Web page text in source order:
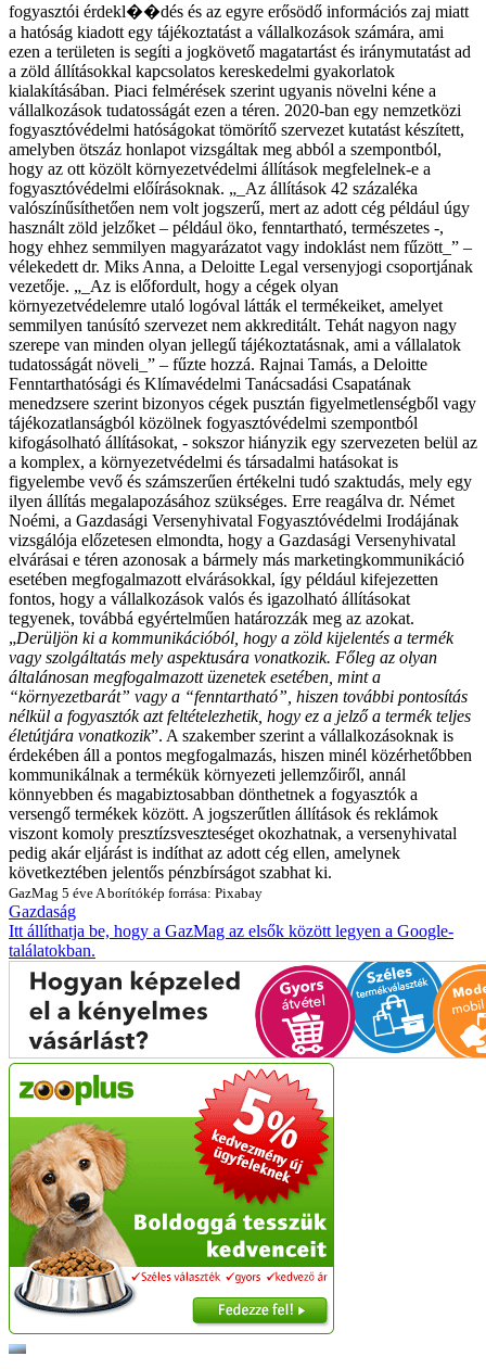
fogyasztói érdekl��dés és az egyre erősödő információs zaj miatt
a hatóság kiadott egy tájékoztatást a vállalkozások számára, ami
ezen a területen is segíti a jogkövető magatartást és iránymutatást ad
a zöld állításokkal kapcsolatos kereskedelmi gyakorlatok
kialakításában. Piaci felmérések szerint ugyanis növelni kéne a
vállalkozások tudatosságát ezen a téren. 2020-ban egy nemzetközi
fogyasztóvédelmi hatóságokat tömörítő szervezet kutatást készített,
amelyben ötszáz honlapot vizsgáltak meg abból a szempontból,
hogy az ott közölt környezetvédelmi állítások megfelelnek-e a
fogyasztóvédelmi előírásoknak. „_Az állítások 42 százaléka
valószínűsíthetően nem volt jogszerű, mert az adott cég például úgy
használt zöld jelzőket – például öko, fenntartható, természetes -,
hogy ehhez semmilyen magyarázatot vagy indoklást nem fűzött_” –
vélekedett dr. Miks Anna, a Deloitte Legal versenyjogi csoportjának
vezetője. „_Az is előfordult, hogy a cégek olyan
környezetvédelemre utaló logóval látták el termékeiket, amelyet
semmilyen tanúsító szervezet nem akkreditált. Tehát nagyon nagy
szerepe van minden olyan jellegű tájékoztatásnak, ami a vállalatok
tudatosságát növeli_” – fűzte hozzá. Rajnai Tamás, a Deloitte
Fenntarthatósági és Klímavédelmi Tanácsadási Csapatának
menedzsere szerint bizonyos cégek pusztán figyelmetlenségből vagy
tájékozatlanságból közölnek fogyasztóvédelmi szempontból
kifogásolható állításokat, - sokszor hiányzik egy szervezeten belül az
a komplex, a környezetvédelmi és társadalmi hatásokat is
figyelembe vevő és számszerűen értékelni tudó szaktudás, mely egy
ilyen állítás megalapozásához szükséges. Erre reagálva dr. Német
Noémi, a Gazdasági Versenyhivatal Fogyasztóvédelmi Irodájának
vizsgálója előzetesen elmondta, hogy a Gazdasági Versenyhivatal
elvárásai e téren azonosak a bármely más marketingkommunikáció
esetében megfogalmazott elvárásokkal, így például kifejezetten
fontos, hogy a vállalkozások valós és igazolható állításokat
tegyenek, továbbá egyértelműen határozzák meg az azokat.
„Derüljön ki a kommunikációból, hogy a zöld kijelentés a termék
vagy szolgáltatás mely aspektusára vonatkozik. Főleg az olyan
általánosan megfogalmazott üzenetek esetében, mint a
“környezetbarát” vagy a “fenntartható”, hiszen további pontosítás
nélkül a fogyasztók azt feltételezhetik, hogy ez a jelző a termék teljes
életútjára vonatkozik”. A szakember szerint a vállalkozásoknak is
érdekében áll a pontos megfogalmazás, hiszen minél közérhetőbben
kommunikálnak a termékük környezeti jellemzőiről, annál
könnyebben és magabiztosabban dönthetnek a fogyasztók a
versengő termékek között. A jogszerűtlen állítások és reklámok
viszont komoly presztízsveszteséget okozhatnak, a versenyhivatal
pedig akár eljárást is indíthat az adott cég ellen, amelynek
következtében jelentős pénzbírságot szabhat ki.
GazMag 5 éve A borítókép forrása: Pixabay
Gazdaság
Itt állíthatja be, hogy a GazMag az elsők között legyen a Google-
találatokban.